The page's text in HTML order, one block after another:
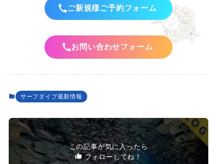
ご新規様ご予約フォーム
お問い合わせフォーム
サーフダイブ最新情報
この記事が気に入ったら
フォローしてね！